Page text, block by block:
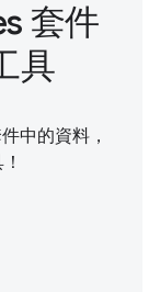
套件
具
中的資料，